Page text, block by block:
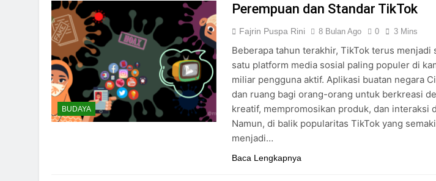
BUDAYA
Perempuan dan Standar TikTok
Fajrin Puspa Rini 8 Bulan Ago 0 3 Mins
Beberapa tahun terakhir, TikTok terus menjadi
satu platform media sosial paling populer di
miliar pengguna aktif. Aplikasi buatan negara
dan ruang bagi orang-orang untuk berkreasi
kreatif, mempromosikan produk, dan interaksi
Namun, di balik popularitas TikTok yang
menjadi…
Baca Lengkapnya